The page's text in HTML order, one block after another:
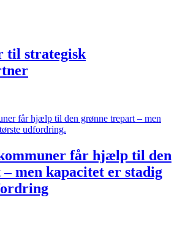
til strategisk
får hjælp til den
men kapacitet er stadig